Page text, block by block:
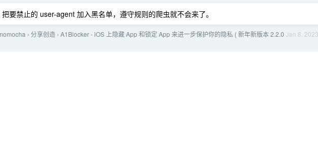
要禁止的 user-agent 加入黑名单，遵守规则的爬虫就不会来了。
Jan 8, 2023
› 分享创造 › A1Blocker - iOS 上隐藏 App 和锁定 App 来进一步保护你的隐私 ( 新年新版本 2.2.0